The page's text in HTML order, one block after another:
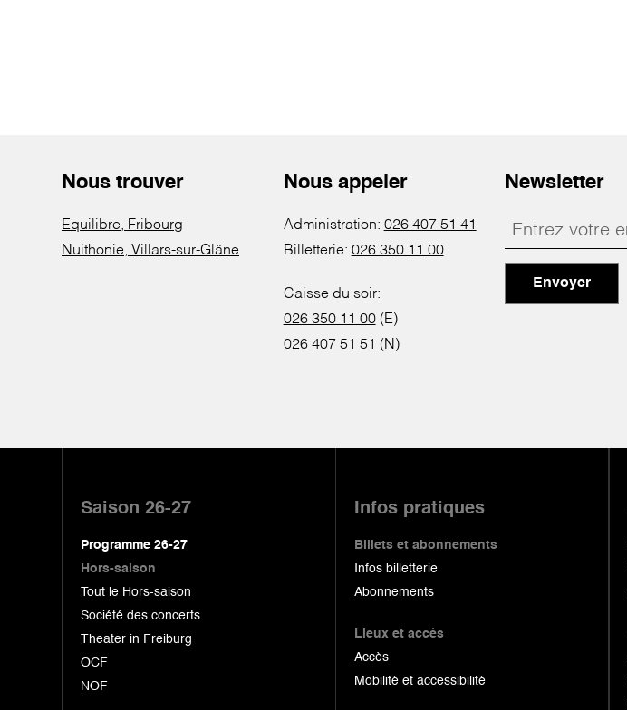
Nous trouver
Equilibre, Fribourg
Nuithonie, Villars-sur-Glâne
Nous appeler
Administration: 026 407 51 41
Billetterie: 026 350 11 00
Caisse du soir:
026 350 11 00(E)
026 407 51 51 (N)
Newsletter
Envoyer
Saison 26-27
Programme 26-27
Hors-saison
Tout le Hors-saison
Société des concerts
Theater in Freiburg
OCF
NOF
Infos pratiques
Billets et abonnements
Infos billetterie
Abonnements
Lieux et accès
Accès
Mobilité et accessibilité